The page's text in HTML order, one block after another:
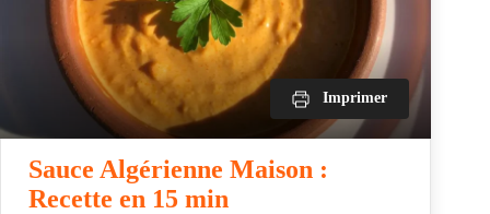
Imprimer
Sauce Algérienne Maison :
Recette en 15 min